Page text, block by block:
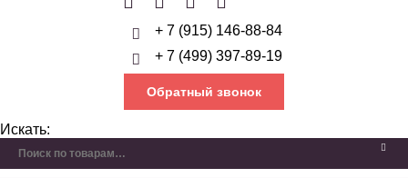
+ 7 (915) 146-88-84
+ 7 (499) 397-89-19
Обратный звонок
Искать: